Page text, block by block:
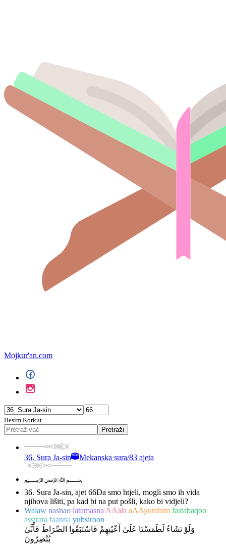
Mojkur'an.com
Besim Korkut
Pretraži
36. Sura Ja-sin Mekanska sura/83 ajeta
﷽
36. Sura Ja-sin, ajet 66Da smo htjeli, mogli smo ih vida
njihova lišiti, pa kad bi na put pošli, kako bi vidjeli?
Walaw nashao latamasna AAala aAAyunihim fastabaqoo
assirata faanna yubsiroon
وَلَوْ نَشَاءُ لَطَمَسْنَا عَلَىٰ أَعْيُنِهِمْ فَاسْتَبَقُوا الصِّرَاطَ فَأَنَّىٰ
يُبْصِرُونَ